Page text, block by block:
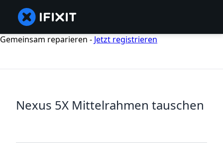
Gemeinsam reparieren - Jetzt registrieren
Nexus 5X Mittelrahmen tauschen